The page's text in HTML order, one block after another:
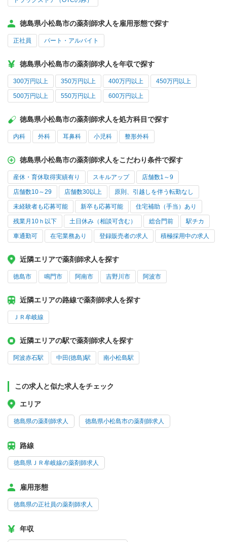
徳島県小松島市の薬剤師求人を雇用形態で探す
正社員 パート・アルバイト
徳島県小松島市の薬剤師求人を年収で探す
300万円以上 350万円以上 400万円以上 450万円以上
500万円以上 550万円以上 600万円以上
徳島県小松島市の薬剤師求人を処方科目で探す
内科 外科 耳鼻科 小児科 整形外科
徳島県小松島市の薬剤師求人をこだわり条件で探す
産休・育休取得実績有り スキルアップ 店舗数1～9
店舗数10～29 店舗数30以上 原則、引越しを伴う転勤なし
未経験者も応募可能 新卒も応募可能 住宅補助（手当）あり
残業月10ｈ以下 土日休み（相談可含む） 総合門前 駅チカ
車通勤可 在宅業務あり 登録販売者の求人 積極採用中の求人
近隣エリアで薬剤師求人を探す
徳島市 鳴門市 阿南市 吉野川市 阿波市
近隣エリアの路線で薬剤師求人を探す
ＪＲ牟岐線
近隣エリアの駅で薬剤師求人を探す
阿波赤石駅 中田(徳島)駅 南小松島駅
この求人と似た求人をチェック
エリア
徳島県の薬剤師求人 徳島県小松島市の薬剤師求人
路線
徳島県ＪＲ牟岐線の薬剤師求人
雇用形態
徳島県の正社員の薬剤師求人
年収